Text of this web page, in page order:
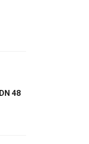
48